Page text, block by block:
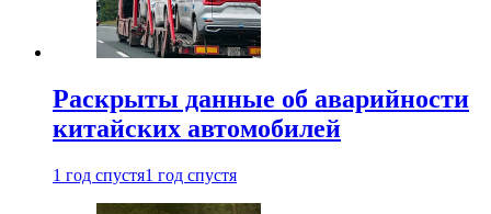
Раскрыты данные об аварийности
китайских автомобилей
1 год спустя1 год спустя